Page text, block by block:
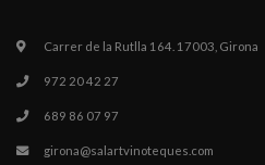
Carrer de la Rutlla 164. 17003, Girona
972 20 42 27
689 86 07 97
girona@salartvinoteques.com